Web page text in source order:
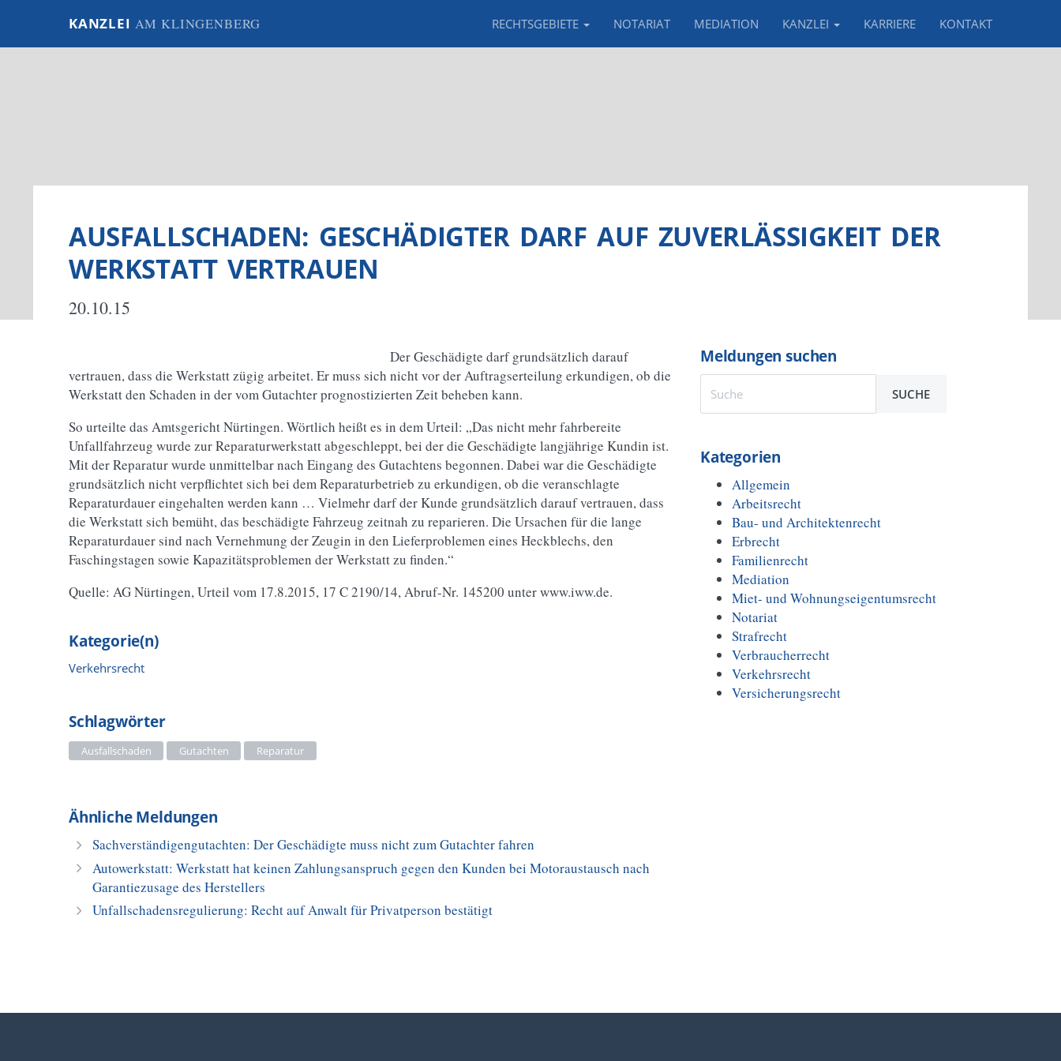
KANZLEI AM KLINGENBERG RECHTSGEBIETE NOTARIAT MEDIATION KANZLEI KARRIERE KONTAKT
AUSFALLSCHADEN: GESCHÄDIGTER DARF AUF ZUVERLÄSSIGKEIT DER
WERKSTATT VERTRAUEN
20.10.15
Der Geschädigte darf grundsätzlich darauf
vertrauen, dass die Werkstatt zügig arbeitet. Er muss sich nicht vor der Auftragserteilung erkundigen, ob die
Werkstatt den Schaden in der vom Gutachter prognostizierten Zeit beheben kann.
So urteilte das Amtsgericht Nürtingen. Wörtlich heißt es in dem Urteil: „Das nicht mehr fahrbereite
Unfallfahrzeug wurde zur Reparaturwerkstatt abgeschleppt, bei der die Geschädigte langjährige Kundin ist.
Mit der Reparatur wurde unmittelbar nach Eingang des Gutachtens begonnen. Dabei war die Geschädigte
grundsätzlich nicht verpflichtet sich bei dem Reparaturbetrieb zu erkundigen, ob die veranschlagte
Reparaturdauer eingehalten werden kann … Vielmehr darf der Kunde grundsätzlich darauf vertrauen, dass
die Werkstatt sich bemüht, das beschädigte Fahrzeug zeitnah zu reparieren. Die Ursachen für die lange
Reparaturdauer sind nach Vernehmung der Zeugin in den Lieferproblemen eines Heckblechs, den
Faschingstagen sowie Kapazitätsproblemen der Werkstatt zu finden.“
Quelle: AG Nürtingen, Urteil vom 17.8.2015, 17 C 2190/14, Abruf-Nr. 145200 unter www.iww.de.
Kategorie(n)
Verkehrsrecht
Schlagwörter
Ausfallschaden Gutachten Reparatur
Ähnliche Meldungen
Sachverständigengutachten: Der Geschädigte muss nicht zum Gutachter fahren
Autowerkstatt: Werkstatt hat keinen Zahlungsanspruch gegen den Kunden bei Motoraustausch nach
Garantiezusage des Herstellers
Unfallschadensregulierung: Recht auf Anwalt für Privatperson bestätigt
Meldungen suchen
SUCHE
Kategorien
Allgemein
Arbeitsrecht
Bau- und Architektenrecht
Erbrecht
Familienrecht
Mediation
Miet- und Wohnungseigentumsrecht
Notariat
Strafrecht
Verbraucherrecht
Verkehrsrecht
Versicherungsrecht